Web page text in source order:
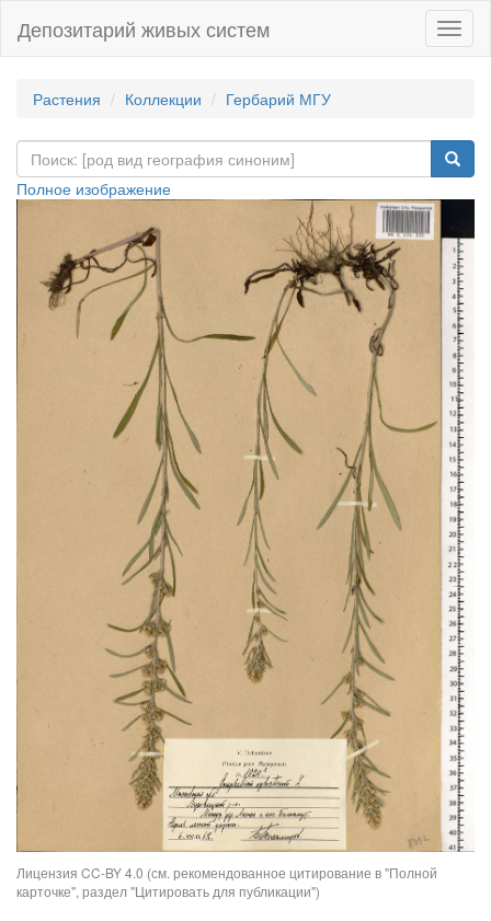
Депозитарий живых систем
Растения Коллекции Гербарий МГУ
Полное изображение
Лицензия CC-BY 4.0 (см. рекомендованное цитирование в "Полной
карточке", раздел "Цитировать для публикации")